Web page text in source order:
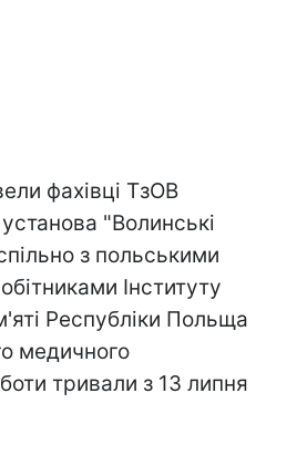
фахівці ТзОВ
"Волинські
з польськими
Інституту
Республіки Польща
медичного
тривали з 13 липня